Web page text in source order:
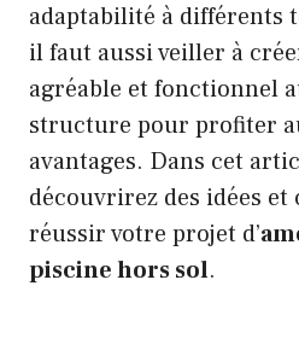
adaptabilité à différents
il faut aussi veiller à
agréable et fonctionnel
structure pour profiter
avantages. Dans cet
découvrirez des idées
réussir votre projet d’
piscine hors sol.